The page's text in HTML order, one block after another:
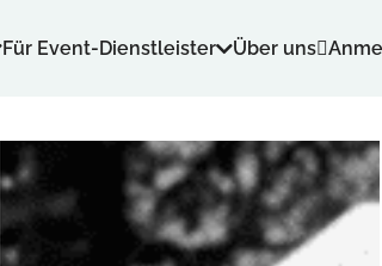
Für Event-Dienstleister Über uns